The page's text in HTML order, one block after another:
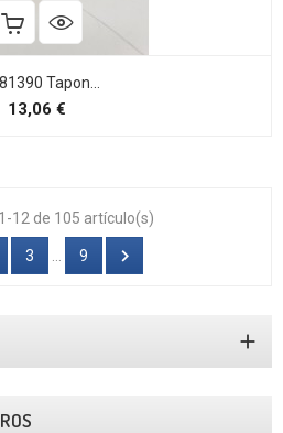
Tapon...
13,06 €Precio
12 de 105 artículo(s)
3 9 
